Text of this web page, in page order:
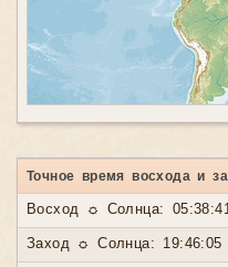
Точное время восхода и
Восход ☼ Солнца:
Заход ☼ Солнца: 19:46:05